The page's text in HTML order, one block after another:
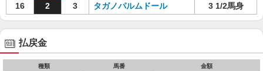
16
2 3 タガノパルムドール 3 1/2馬身
払戻金
種類 馬番 金額